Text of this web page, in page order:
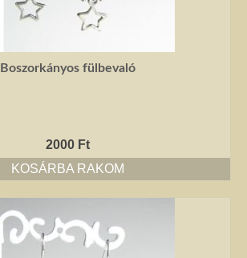
Boszorkányos fülbevaló
2000 Ft
KOSÁRBA RAKOM